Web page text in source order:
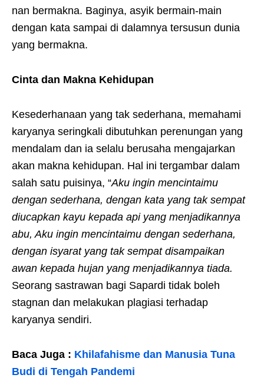
nan bermakna. Baginya, asyik bermain-main
dengan kata sampai di dalamnya tersusun dunia
yang bermakna.
Cinta dan Makna Kehidupan
Kesederhanaan yang tak sederhana, memahami
karyanya seringkali dibutuhkan perenungan yang
mendalam dan ia selalu berusaha mengajarkan
akan makna kehidupan. Hal ini tergambar dalam
salah satu puisinya, “Aku ingin mencintaimu
dengan sederhana, dengan kata yang tak sempat
diucapkan kayu kepada api yang menjadikannya
abu, Aku ingin mencintaimu dengan sederhana,
dengan isyarat yang tak sempat disampaikan
awan kepada hujan yang menjadikannya tiada.
Seorang sastrawan bagi Sapardi tidak boleh
stagnan dan melakukan plagiasi terhadap
karyanya sendiri.
Baca Juga : Khilafahisme dan Manusia Tuna
Budi di Tengah Pandemi